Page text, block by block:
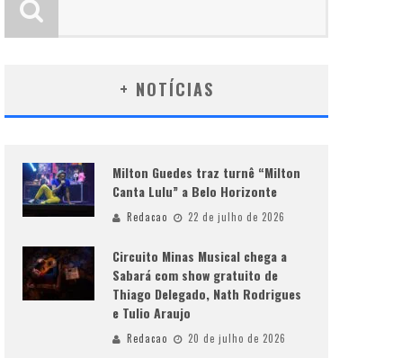
+ NOTÍCIAS
Milton Guedes traz turnê “Milton
Canta Lulu” a Belo Horizonte
Redacao 22 de julho de 2026
Circuito Minas Musical chega a
Sabará com show gratuito de
Thiago Delegado, Nath Rodrigues
e Tulio Araujo
Redacao 20 de julho de 2026